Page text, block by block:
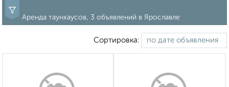
Аренда таунхаусов, 3 объявлений в Ярославле
Сортировка: